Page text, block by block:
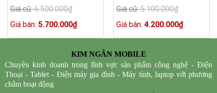
Giá cũ:6.500.000₫
price
6.500.000₫.
Giá bán: 5.700.000₫Current
is:
5.700.000₫.
Giá cũ:5.100.000₫
price
5.100.000₫.
Giá bán: 4.200.000₫Current
is:
KIM NGÂN MOBILE
Chuyên kinh doanh trong lĩnh vực sản phẩm công nghệ - Điện
Thoại - Tablet - Điện máy gia đình - Máy tính, laptop với phương
châm hoạt động